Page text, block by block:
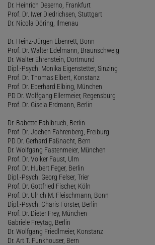
Dr. Heinrich Deserno, Frankfurt
Prof. Dr. Iwer Diedrichsen, Stuttgart
Dr. Nicola Döring, Ilmenau
Dr. Heinz-Jürgen Ebenrett, Bonn
Prof. Dr. Walter Edelmann, Braunschweig
Dr. Walter Ehrenstein, Dortmund
Dipl.-Psych. Monika Eigenstetter, Sinzing
Prof. Dr. Thomas Elbert, Konstanz
Prof. Dr. Eberhard Elbing, München
PD Dr. Wolfgang Ellermeier, Regensburg
Prof. Dr. Gisela Erdmann, Berlin
Dr. Babette Fahlbruch, Berlin
Prof. Dr. Jochen Fahrenberg, Freiburg
PD Dr. Gerhard Faßnacht, Bern
Dr. Wolfgang Fastenmeier, München
Prof. Dr. Volker Faust, Ulm
Prof. Dr. Hubert Feger, Berlin
Dipl.-Psych. Georg Felser, Trier
Prof. Dr. Gottfried Fischer, Köln
Prof. Dr. Ulrich M. Fleischmann, Bonn
Dipl.-Psych. Charis Förster, Berlin
Prof. Dr. Dieter Frey, München
Gabriele Freytag, Berlin
Dr. Wolfgang Friedlmeier, Konstanz
Dr. Art T. Funkhouser, Bern